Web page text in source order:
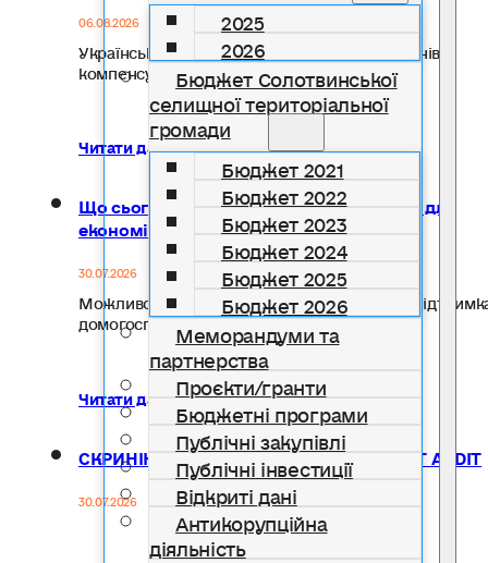
2025
2026
Бюджет Солотвинської
селищної територіальної
громади
Бюджет 2021
Бюджет 2022
Бюджет 2023
Бюджет 2024
Бюджет 2025
Бюджет 2026
Меморандуми та
партнерства
Проєкти/гранти
Бюджетні програми
Публічні закупівлі
Публічні інвестиції
Відкриті дані
Антикорупційна
діяльність
06.08.2026
Український ветеранський фонд Мінветеранів
компенсує до 20 тисяч гривень на…
Читати далі...
Що сьогодні найбільше потрібно людям для
економічного відновлення?
30.07.2026
Можливості для розвитку власної справи?
домогосподарств? Нові джерела доходу?…
Читати далі...
СКРИНІНГ ВЖИВАННЯ АЛКОГОЛЮ: ТЕСТ AUDIT
30.07.2026